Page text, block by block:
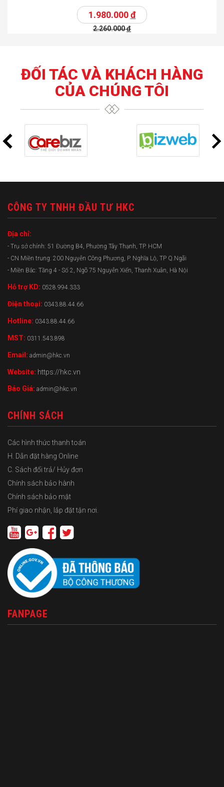
1.980.000đ
2.260.000đ
ĐỐI TÁC VÀ KHÁCH HÀNG
CỦA CHÚNG TÔI
CÔNG TY TNHH ĐẦU TƯ HKC
Địa chỉ:
- Trụ sở chính: 51 Đường B4, Phường Tây Thạnh, TP. HCM
- CN Miền trung: 200 Nguyễn Công Phương, P. Nghĩa Lộ, TP Q.Ngãi
- Miền Bắc: Tầng 4 - Số 2, Ngõ 75 Nguyễn Xiển, Thanh Xuân, Hà Nội
Hỗ trợ KD: 0528.994.333
Điện thoại: 0343.88.44.66
Hotline: 0343.88.44.66
MST: 0311.543.898
Email: admin@hkc.vn
Website: https://hkc.vn
Báo Giá: admin@hkc.vn
CHÍNH SÁCH
Các hình thức thanh toán
H. Dẫn đặt hàng Online
C. Sách đổi trả/ Hủy đơn
Chính sách bảo hành
Chính sách bảo mật
Phí giao nhận, lắp đặt tận nơi.
FANPAGE